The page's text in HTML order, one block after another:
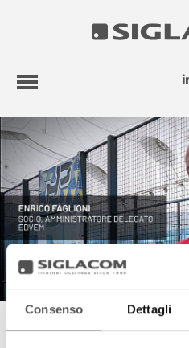
Consenso Dettagli
PROGETTI
SIGLACOM
ENRICO FAGLIONI